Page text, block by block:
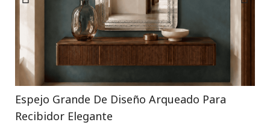
Espejo Grande De Diseño Arqueado Para
Recibidor Elegante